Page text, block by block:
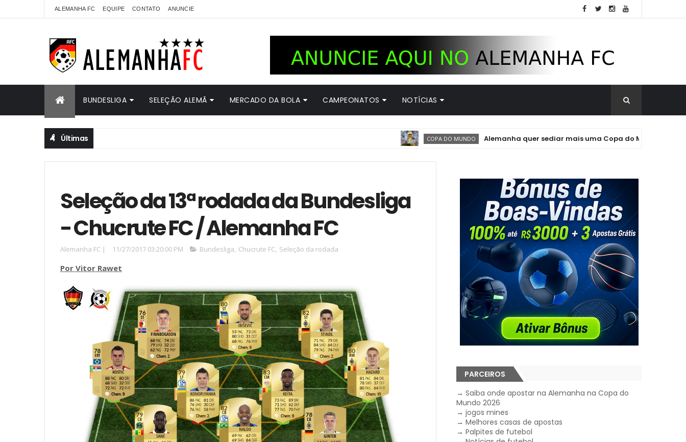
ALEMANHA FC EQUIPE CONTATO ANUNCIE
BUNDESLIGA SELEÇÃO ALEMÃ MERCADO DA BOLA CAMPEONATOS NOTÍCIAS
Últimas COPA DO MUNDO Alemanha quer sediar mais uma Copa do Mundo. Pode ser em
Seleção da 13ª rodada da Bundesliga
- Chucrute FC / Alemanha FC
Alemanha FC | 11/27/2017 03:20:00 PM Bundesliga, Chucrute FC, Seleção da rodada
Por Vitor Rawet
PARCEIROS
→Saiba onde apostar na Alemanha na Copa do
Mundo 2026
→jogos mines
→Melhores casas de apostas
→Palpites de futebol